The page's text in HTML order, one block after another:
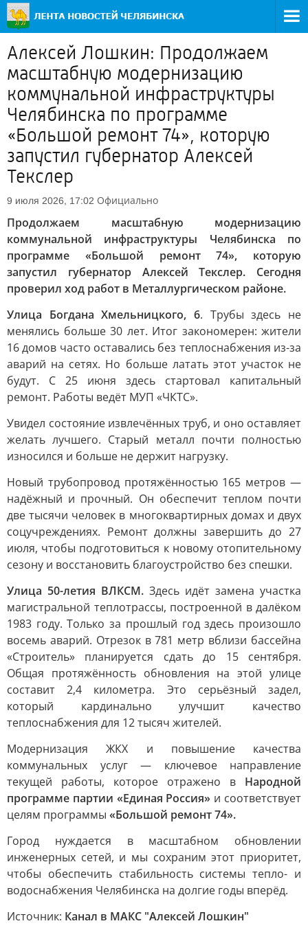
Алексей Лошкин: Продолжаем
масштабную модернизацию
коммунальной инфраструктуры
Челябинска по программе
«Большой ремонт 74», которую
запустил губернатор Алексей
Текслер
9 июля 2026, 17:02 Официально
Продолжаем масштабную модернизацию
коммунальной инфраструктуры Челябинска по
программе «Большой ремонт 74», которую
запустил губернатор Алексей Текслер. Сегодня
проверил ход работ в Металлургическом районе.
Улица Богдана Хмельницкого, 6. Трубы здесь не
менялись больше 30 лет. Итог закономерен: жители
16 домов часто оставались без теплоснабжения из-за
аварий на сетях. Но больше латать этот участок не
будут. С 25 июня здесь стартовал капитальный
ремонт. Работы ведёт МУП «ЧКТС».
Увидел состояние извлечённых труб, и оно оставляет
желать лучшего. Старый металл почти полностью
износился и больше не держит нагрузку.
Новый трубопровод протяжённостью 165 метров —
надёжный и прочный. Он обеспечит теплом почти
две тысячи человек в многоквартирных домах и двух
соцучреждениях. Ремонт должны завершить до 27
июля, чтобы подготовиться к новому отопительному
сезону и восстановить благоустройство без спешки.
Улица 50-летия ВЛКСМ. Здесь идёт замена участка
магистральной теплотрассы, построенной в далёком
1983 году. Только за прошлый год здесь произошло
восемь аварий. Отрезок в 781 метр вблизи бассейна
«Строитель» планируется сдать до 15 сентября.
Общая протяжённость обновления на этой улице
составит 2,4 километра. Это серьёзный задел,
который кардинально улучшит качество
теплоснабжения для 12 тысяч жителей.
Модернизация ЖКХ и повышение качества
коммунальных услуг — ключевое направление
текущей работы, которое отражено в Народной
программе партии «Единая Россия» и соответствует
целям программы «Большой ремонт 74».
Город нуждается в масштабном обновлении
инженерных сетей, и мы сохраним этот приоритет,
чтобы обеспечить стабильность системы тепло- и
водоснабжения Челябинска на долгие годы вперёд.
Источник: Канал в МАКС "Алексей Лошкин"